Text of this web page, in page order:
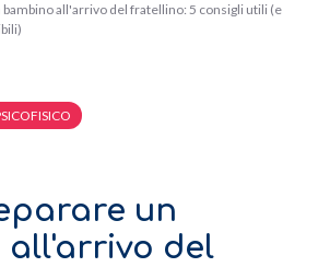
bambino all'arrivo del fratellino: 5 consigli utili (e
un
all'arrivo del